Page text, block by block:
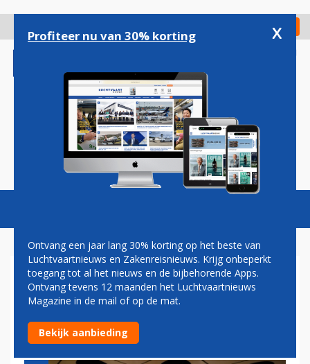
gaan
Check in
Magazine Podcasts Vacatures
VANAF VOLGENDE WEEK TIEN
DAGEN MINDER TREINEN
NAAR SCHIPHOL
Profiteer nu van 30% korting x
Ontvang een jaar lang 30% korting op het beste van
Luchtvaartnieuws en Zakenreisnieuws. Krijg onbeperkt
toegang tot al het nieuws en de bijbehorende Apps.
Ontvang tevens 12 maanden het Luchtvaartnieuws
Magazine in de mail of op de mat.
Bekijk aanbieding